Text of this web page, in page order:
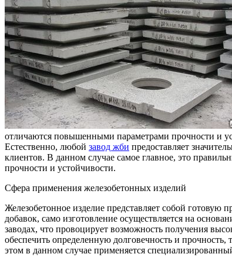
отличаются повышенными параметрами прочности и
Естественно, любой завод жби предоставляет
клиентов. В данном случае самое главное, это
прочности и устойчивости.
Сфера применения железобетонных изделий
Железобетонное изделие представляет собой
добавок, само изготовление осуществляется на
заводах, что провоцирует возможность получения
обеспечить определенную долговечность и
этом в данном случае применяется